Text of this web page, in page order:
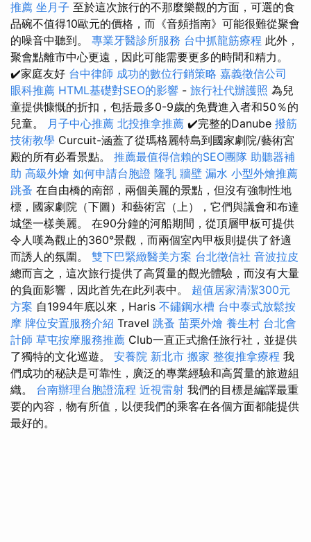
推薦 坐月子 至於這次旅行的不那麼樂觀的方面，可選的食
品碗不值得10歐元的價格，而《音頻指南》可能很難從聚會
的噪音中聽到。 專業牙醫診所服務 台中抓龍筋療程 此外，
聚會點離市中心更遠，因此可能需要更多的時間和精力。
✔️家庭友好 台中律師 成功的數位行銷策略 嘉義徵信公司
眼科推薦 HTML基礎對SEO的影響 - 旅行社代辦護照 為兒
童提供慷慨的折扣，包括最多0-9歲的免費進入者和50％的
兒童。 月子中心推薦 北投推拿推薦 ✔️完整的Danube 撥筋
技術教學 Curcuit-涵蓋了從瑪格麗特島到國家劇院/藝術宮
殿的所有必看景點。 推薦最值得信賴的SEO團隊 助聽器補
助 高級外燴 如何申請台胞證 隆乳 牆壁 漏水 小型外燴推薦
跳蚤 在自由橋的南部，兩個美麗的景點，但沒有強制性地
標，國家劇院（下圖）和藝術宮（上），它們與議會和布達
城堡一樣美麗。 在90分鐘的河船期間，從頂層甲板可提供
令人嘆為觀止的360°景觀，而兩個室內甲板則提供了舒適
而誘人的氛圍。 雙下巴緊緻醫美方案 台北徵信社 音波拉皮
總而言之，這次旅行提供了高質量的觀光體驗，而沒有大量
的負面影響，因此首先在此列表中。 超值居家清潔300元
方案 自1994年底以來，Haris 不鏽鋼水槽 台中泰式放鬆按
摩 牌位安置服務介紹 Travel 跳蚤 苗栗外燴 養生村 台北會
計師 草屯按摩服務推薦 Club一直正式擔任旅行社，並提供
了獨特的文化巡遊。 安養院 新北市 搬家 整復推拿療程 我
們成功的秘訣是可靠性，廣泛的專業經驗和高質量的旅遊組
織。 台南辦理台胞證流程 近視雷射 我們的目標是編譯最重
要的內容，物有所值，以便我們的乘客在各個方面都能提供
最好的。